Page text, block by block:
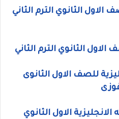
الاول الثانوي الترم الثاني
الثانوي الترم الثاني
للصف الاول الثانوى
الاول الثانوي